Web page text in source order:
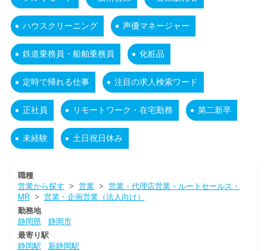
ハウスクリーニング 声優マネージャー
鉄道乗務員・船舶乗務員 化粧品
定時で帰れる仕事 注目の求人検索ワード
正社員 リモートワーク・在宅勤務 第二新卒
未経験 土日祝日休み
職種
営業から探す > 営業> 営業・代理店営業・ルートセールス・
MR> 営業・企画営業（法人向け）
勤務地
静岡県
静岡市
最寄り駅
静岡駅
新静岡駅